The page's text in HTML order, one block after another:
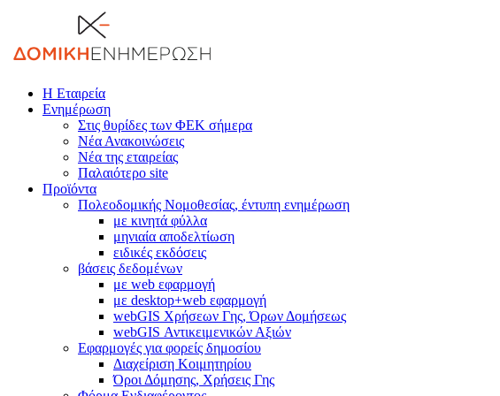
Η Εταιρεία
Ενημέρωση
Στις θυρίδες των ΦΕΚ σήμερα
Νέα Ανακοινώσεις
Νέα της εταιρείας
Παλαιότερο site
Προϊόντα
Πολεοδομικής Νομοθεσίας, έντυπη ενημέρωση
με κινητά φύλλα
μηνιαία αποδελτίωση
ειδικές εκδόσεις
βάσεις δεδομένων
με web εφαρμογή
με desktop+web εφαρμογή
webGIS Χρήσεων Γης, Όρων Δομήσεως
webGIS Αντικειμενικών Αξιών
Εφαρμογές για φορείς δημοσίου
Διαχείριση Κοιμητηρίου
Όροι Δόμησης, Χρήσεις Γης